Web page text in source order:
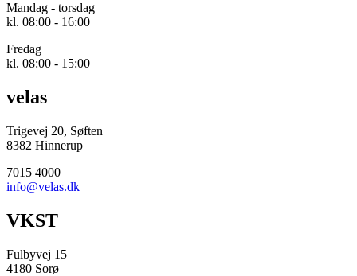
Mandag - torsdag
kl. 08:00 - 16:00
Fredag
kl. 08:00 - 15:00
velas
Trigevej 20, Søften
8382 Hinnerup
7015 4000
info@velas.dk
VKST
Fulbyvej 15
4180 Sorø